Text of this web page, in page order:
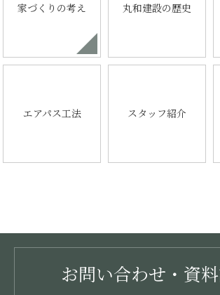
家づくりの考え 丸和建設の歴史
エアパス工法 スタッフ紹介
お問い合わせ・資